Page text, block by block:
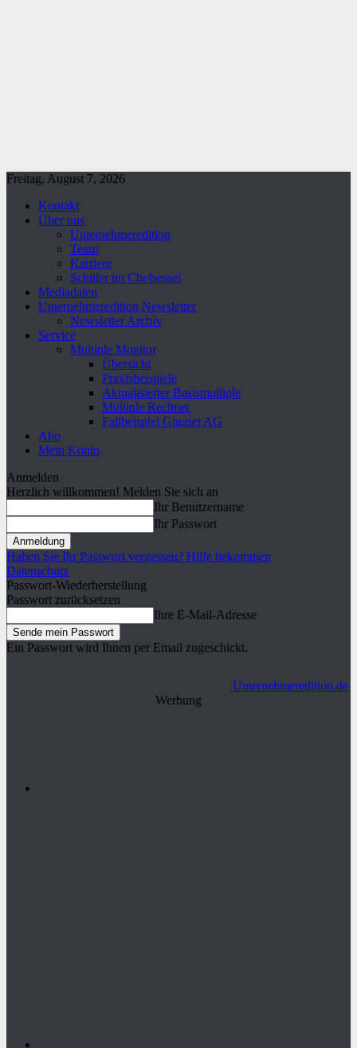
Freitag, August 7, 2026
Kontakt
Über uns
Unternehmeredition
Team
Karriere
Schüler im Chefsessel
Mediadaten
Unternehmeredition Newsletter
Newsletter Archiv
Service
Multiple Monitor
Übersicht
Praxisbeispiele
Aktualisierter Basismultiple
Multiple Rechner
Fallbeispiel Gigaset AG
Abo
Mein Konto
Anmelden
Herzlich willkommen! Melden Sie sich an
Ihr Benutzername
Ihr Passwort
Haben Sie Ihr Passwort vergessen? Hilfe bekommen
Datenschutz
Passwort-Wiederherstellung
Passwort zurücksetzen
Ihre E-Mail-Adresse
Ein Passwort wird Ihnen per Email zugeschickt.
Unternehmeredition.de
Werbung